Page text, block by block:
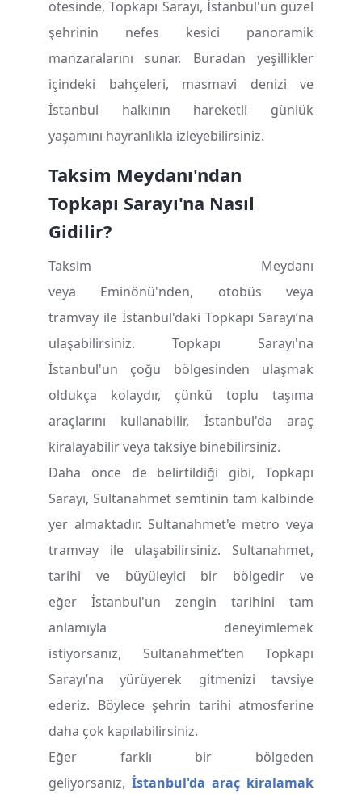
ötesinde, Topkapı Sarayı, İstanbul'un güzel
şehrinin nefes kesici panoramik
manzaralarını sunar. Buradan yeşillikler
içindeki bahçeleri, masmavi denizi ve
İstanbul halkının hareketli günlük
yaşamını hayranlıkla izleyebilirsiniz.
Taksim Meydanı'ndan
Topkapı Sarayı'na Nasıl
Gidilir?
Taksim Meydanı
veya Eminönü'nden, otobüs veya
tramvay ile İstanbul'daki Topkapı Sarayı’na
ulaşabilirsiniz. Topkapı Sarayı'na
İstanbul'un çoğu bölgesinden ulaşmak
oldukça kolaydır, çünkü toplu taşıma
araçlarını kullanabilir, İstanbul'da araç
kiralayabilir veya taksiye binebilirsiniz.
Daha önce de belirtildiği gibi, Topkapı
Sarayı, Sultanahmet semtinin tam kalbinde
yer almaktadır. Sultanahmet'e metro veya
tramvay ile ulaşabilirsiniz. Sultanahmet,
tarihi ve büyüleyici bir bölgedir ve
eğer İstanbul'un zengin tarihini tam
anlamıyla deneyimlemek
istiyorsanız, Sultanahmet’ten Topkapı
Sarayı’na yürüyerek gitmenizi tavsiye
ederiz. Böylece şehrin tarihi atmosferine
daha çok kapılabilirsiniz.
Eğer farklı bir bölgeden
geliyorsanız, İstanbul'da araç kiralamak